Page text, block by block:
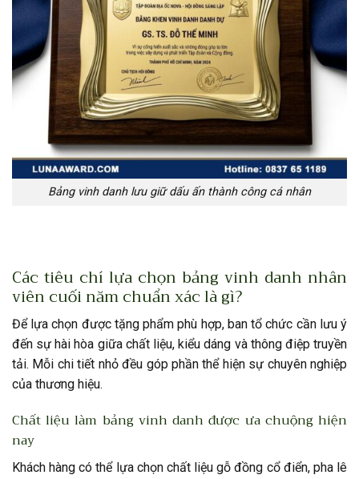
Bảng vinh danh lưu giữ dấu ấn thành công cá nhân
Các tiêu chí lựa chọn bảng vinh danh nhân
viên cuối năm chuẩn xác là gì?
Để lựa chọn được tặng phẩm phù hợp, ban tổ chức cần lưu ý
đến sự hài hòa giữa chất liệu, kiểu dáng và thông điệp truyền
tải. Mỗi chi tiết nhỏ đều góp phần thể hiện sự chuyên nghiệp
của thương hiệu.
Chất liệu làm bảng vinh danh được ưa chuộng hiện
nay
Khách hàng có thể lựa chọn chất liệu gỗ đồng cổ điển, pha lê